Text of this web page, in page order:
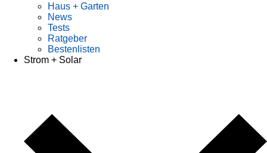
Haus + Garten
News
Tests
Ratgeber
Bestenlisten
Strom + Solar